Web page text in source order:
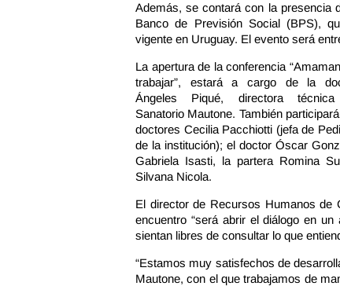
Además, se contará con la presencia
Banco de Previsión Social (BPS),
vigente en Uruguay. El evento será
La apertura de la conferencia
trabajar”, estará a cargo de la
Ángeles Piqué, directora
Sanatorio Mautone. También
doctores Cecilia Pacchiotti (jefa de
de la institución); el doctor Óscar
Gabriela Isasti, la partera Romina
Silvana Nicola.
El director de Recursos Humanos de
encuentro “será abrir el diálogo en
sientan libres de consultar lo que
“Estamos muy satisfechos de
Mautone, con el que trabajamos de